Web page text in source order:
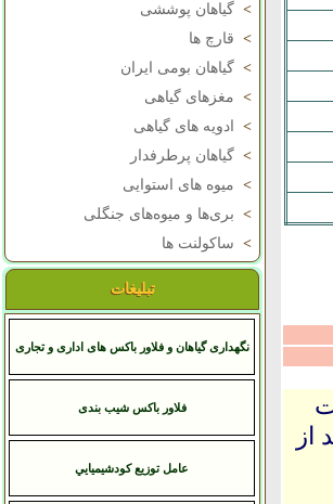
> گیاهان پوششی
> قارچ ها
> گیاهان بومی ایران
> مغزهای گیاهی
>
ادویه های گیاهی
> گیاهان پرطرفدار
> میوه های استوایی
> بری‌ها و میوه‌های جنگلی
> ساکولنت ها
تبلیغات
نگهداری گیاهان و فلاور باکس های اداری و تجاری
فلاور باکس شیب بندی
عامل توزيع کودشيميايي
از